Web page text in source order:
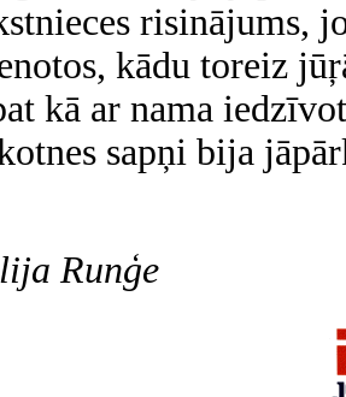
risinājums,
kādu toreiz
kā ar nama
sapņi bija
Runģe